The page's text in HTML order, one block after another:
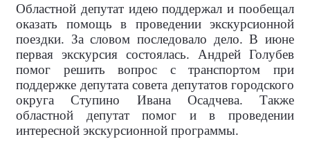
Областной депутат идею поддержал и пообещал
оказать помощь в проведении экскурсионной
поездки. За словом последовало дело. В июне
первая экскурсия состоялась. Андрей Голубев
помог решить вопрос с транспортом при
поддержке депутата совета депутатов городского
округа Ступино Ивана Осадчева. Также
областной депутат помог и в проведении
интересной экскурсионной программы.